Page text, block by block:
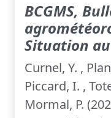
BCGMS,
Situation
Curnel, Y. ,
Piccard, I. ,
Mormal, P.